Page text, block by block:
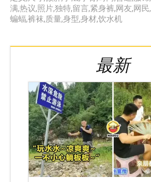
满,热议,照片,独特,留言,紧身裤,网友,网民,
蝙蝠,裤袜,质量,身型,身材,饮水机
最新